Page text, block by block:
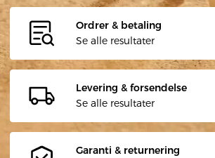
Ordrer & betaling
Se alle resultater
Levering & forsendelse
Se alle resultater
Garanti & returnering